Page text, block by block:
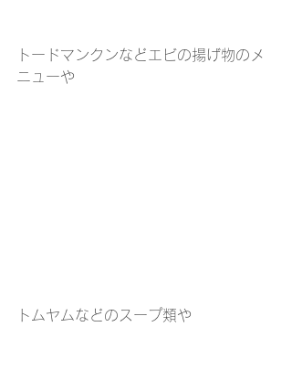
トードマンクンなどエビの揚げ物のメ
ニューや
トムヤムなどのスープ類や